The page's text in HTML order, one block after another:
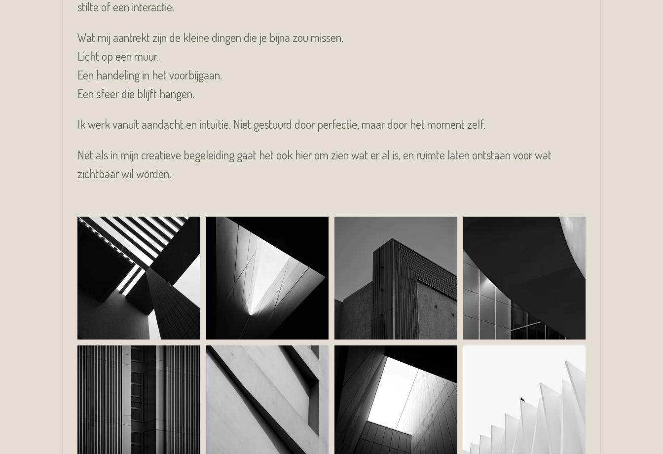
stilte of een interactie.
Wat mij aantrekt zijn de kleine dingen die je bijna zou missen.
Licht op een muur.
Een handeling in het voorbijgaan.
Een sfeer die blijft hangen.
Ik werk vanuit aandacht en intuïtie. Niet gestuurd door perfectie, maar door het moment zelf.
Net als in mijn creatieve begeleiding gaat het ook hier om zien wat er al is, en ruimte laten ontstaan voor wat
zichtbaar wil worden.